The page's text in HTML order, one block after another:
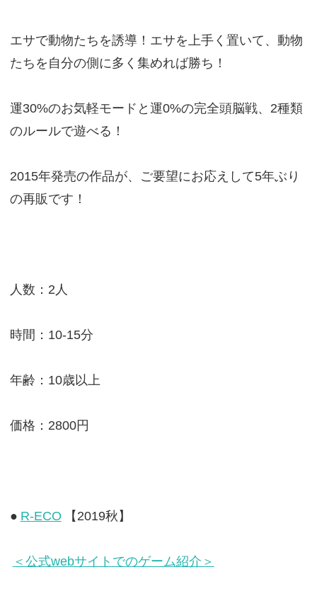
エサで動物たちを誘導！エサを上手く置いて、動物
たちを自分の側に多く集めれば勝ち！
運30%のお気軽モードと運0%の完全頭脳戦、2種類
のルールで遊べる！
2015年発売の作品が、ご要望にお応えして5年ぶり
の再販です！
人数：2人
時間：10-15分
年齢：10歳以上
価格：2800円
● R-ECO 【2019秋】
＜公式webサイトでのゲーム紹介＞